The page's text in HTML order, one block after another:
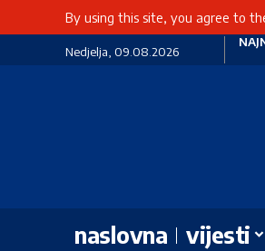
By using this site, you agree to
Nedjelja, 09.08.2026
naslovna vijesti